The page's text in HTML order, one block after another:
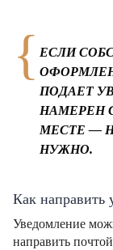
ЕСЛИ
ПОДАЕТ
НАМЕРЕН
МЕСТЕ —
НУЖНО.
Как направить
Уведомление
направить